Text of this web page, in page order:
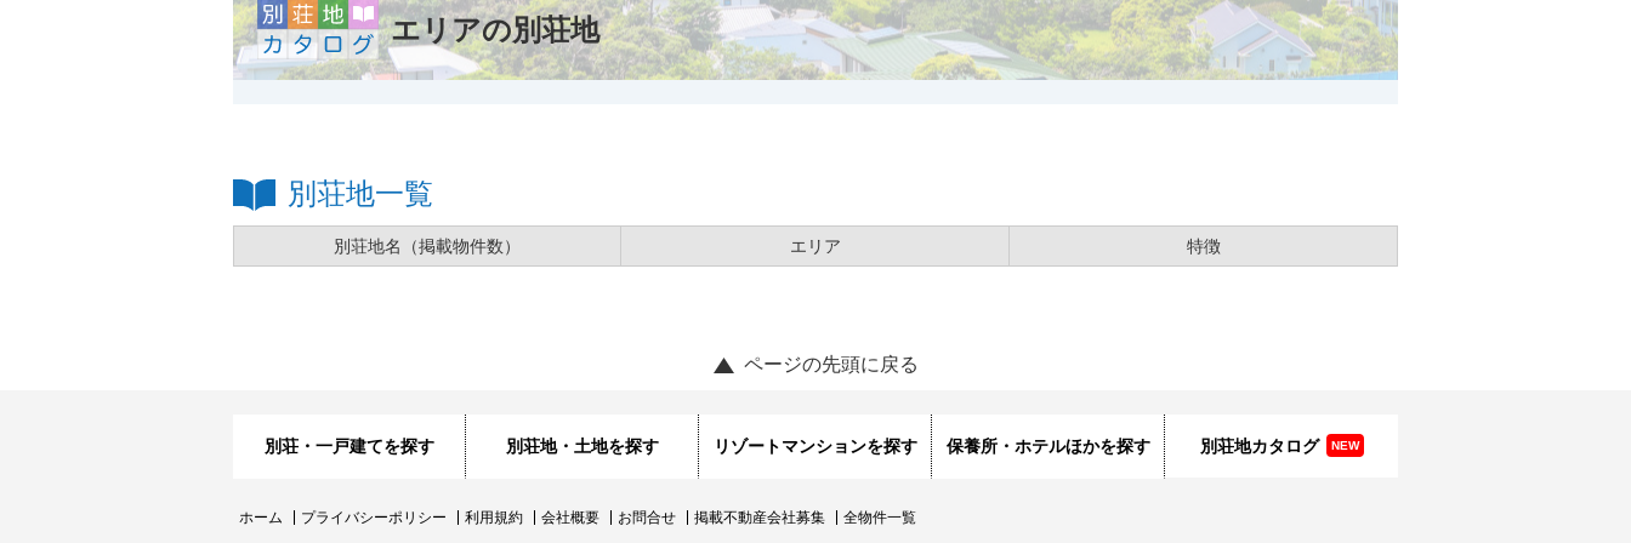
エリアの別荘地
別荘地一覧
別荘地名 （掲載物件数） エリア 特徴
ページの先頭に戻る
別荘・一戸建てを探す 別荘地・土地を探す リゾートマンションを探す 保養所・ホテルほかを探す 別荘地カタログ NEW
ホーム プライバシーポリシー 利用規約 会社概要 お問合せ 掲載不動産会社募集 全物件一覧